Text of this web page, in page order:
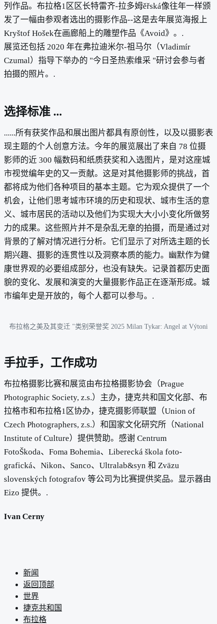
列作品。布拉格1区区长特雷齐-拉多姆ěřská像往年一样颁
发了一幅由参观者选出的摄影作品--这是去年展览海报上
Kryštof Hošek在画廊船上的雕塑作品《Avoid》。.
展览还包括 2020 年在弗拉迪米尔-祖马尔（Vladimír
Czumal）指导下举办的 "今日圣热索维采 "研讨会参与者
拍摄的照片。.
选择标准 ...
......所有获奖作品和展出图片都具有原创性，以及以摄影表
现主题的个人创意方法。今年的展览展出了来自 78 位摄
影师的近 300 幅数码和纸质获奖和入选图片，是对这座城
市视觉编年史的又一贡献。这是对其他摄影师的挑战，首
都将成为他们各种项目的基本主题。它为观众提供了一个
机会，让他们思考城市环境的历史和现状、城市生活的意
义、城市居民的活动以及他们为实现大大小小变化所做努
力的成果。这些照片并不是杂乱无章的拍摄，而是通过对
背景的了解对情况进行分析。它们显示了对所选主题的长
期兴趣、摄影的连贯性以及洞察本质的能力。幽默作为健
康世界观的必要组成部分，也没有缺失。记录首都历史面
貌的变化、发展和演变的大量摄影作品正在逐渐形成。城
市编年史是开放的，每个人都可以参与。.
布拉格之美及其变迁 "类别荣誉奖 2025 Milan Tykar: Angel at Výtoni
手拉手，工作成功
布拉格摄影比赛和展览由布拉格摄影协会（Prague
Photographic Society, z.s.）主办，捷克共和国文化部、布
拉格市和布拉格1区协办，捷克摄影师联盟（Union of
Czech Photographers, z.s.）和国家文化研究所（National
Institute of Culture）提供赞助。感谢 Centrum
FotoŠkoda、Foma Bohemia、Liberecká škola foto-
grafická、Nikon、Sanco、Ultralab&syn 和 Zväzu
slovenských fotografov 等公司为比赛提供奖品。显示器由
Eizo 提供。.
Ivan Cerny
新闻
返回顶部
世界
捷克共和国
布拉格